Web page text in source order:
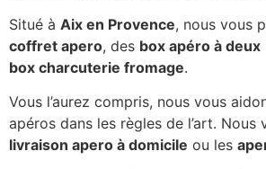
Situé à Aix en Provence, nous vous
coffret apero, des box apéro à deux
box charcuterie fromage.
Vous l’aurez compris, nous vous
apéros dans les règles de l’art. Nous
livraison apero à domicile ou les